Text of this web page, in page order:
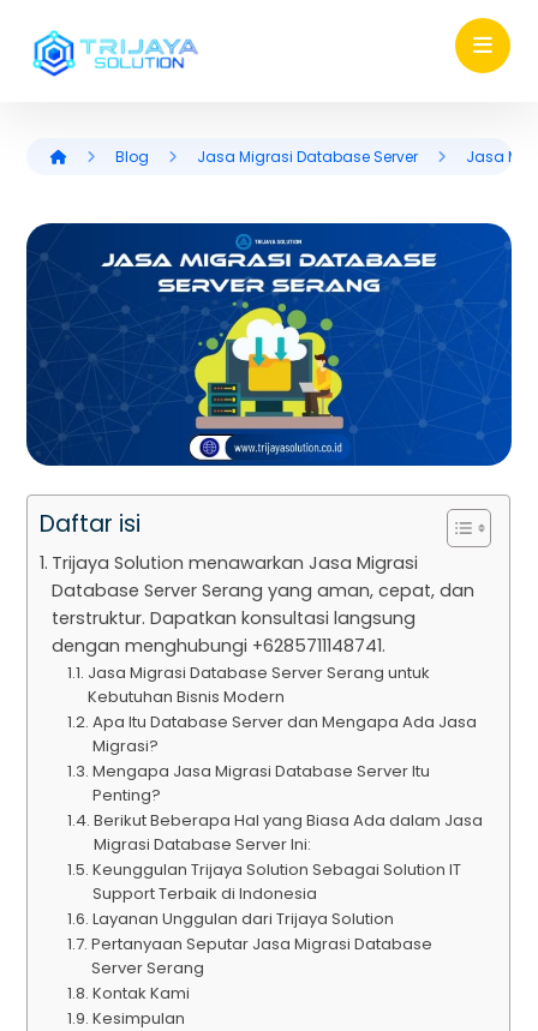
Blog Jasa Migrasi Database Server Jasa
Daftar isi
Trijaya Solution menawarkan Jasa Migrasi
Database Server Serang yang aman, cepat, dan
terstruktur. Dapatkan konsultasi langsung
dengan menghubungi +6285711148741.
Jasa Migrasi Database Server Serang untuk
Kebutuhan Bisnis Modern
Apa Itu Database Server dan Mengapa Ada Jasa
Migrasi?
Mengapa Jasa Migrasi Database Server Itu
Penting?
Berikut Beberapa Hal yang Biasa Ada dalam Jasa
Migrasi Database Server Ini:
Keunggulan Trijaya Solution Sebagai Solution IT
Support Terbaik di Indonesia
Layanan Unggulan dari Trijaya Solution
Pertanyaan Seputar Jasa Migrasi Database
Server Serang
Kontak Kami
Kesimpulan